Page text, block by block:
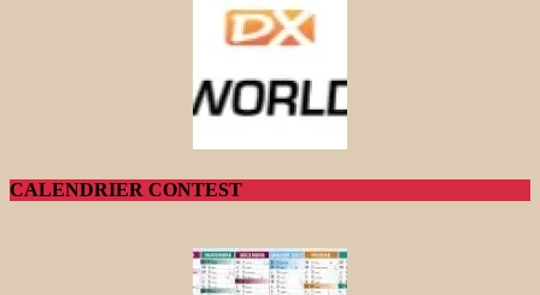
CALENDRIER CONTEST